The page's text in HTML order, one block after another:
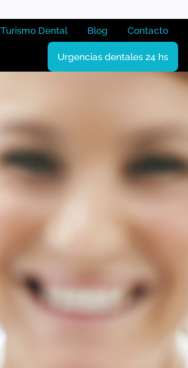
Turismo Dental Blog Contacto
Urgencias dentales 24 hs